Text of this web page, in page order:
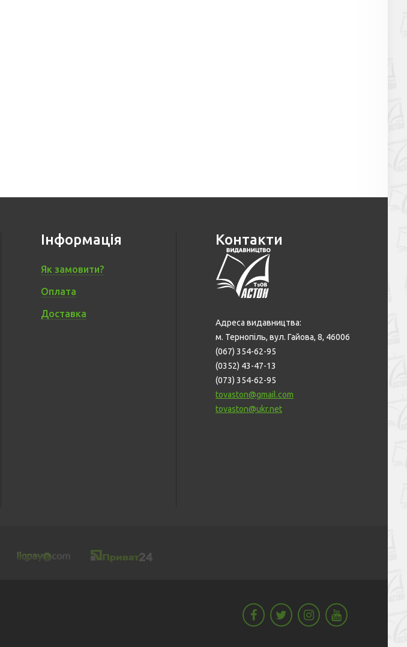
Інформація
Як замовити?
Оплата
Доставка
Контакти
Адреса видавництва:
м. Тернопіль, вул. Гайова, 8, 46006
(067) 354-62-95
(0352) 43-47-13
(073) 354-62-95
tovaston@gmail.com
tovaston@ukr.net